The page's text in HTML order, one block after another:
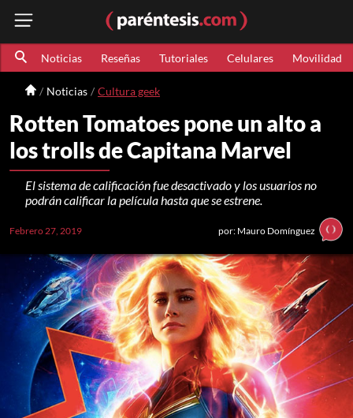
Noticias Reseñas Tutoriales Celulares Movilidad
Noticias Cultura geek
Rotten Tomatoes pone un alto a
los trolls de Capitana Marvel
El sistema de calificación fue desactivado y los usuarios no
podrán calificar la película hasta que se estrene.
Febrero 27, 2019 por: Mauro Domínguez